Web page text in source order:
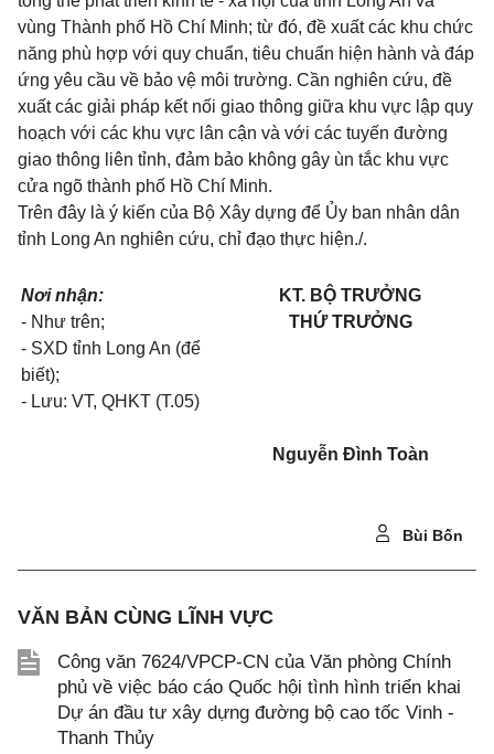
vùng Thành phố Hồ Chí Minh; từ đó, đề xuất các khu chức
năng phù hợp với quy chuẩn, tiêu chuẩn hiện hành và đáp
ứng yêu cầu về bảo vệ môi trường. Cần nghiên cứu, đề
xuất các giải pháp kết nối giao thông giữa khu vực lập quy
hoạch với các khu vực lân cận và với các tuyến đường
giao thông liên tỉnh, đảm bảo không gây ùn tắc khu vực
cửa ngõ thành phố Hồ Chí Minh.
Trên đây là ý kiến của Bộ Xây dựng để Ủy ban nhân dân
tỉnh Long An nghiên cứu, chỉ đạo thực hiện./.
Nơi nhận:
- Như trên;
- SXD tỉnh Long An (để
biết);
- Lưu: VT, QHKT (T.05)
KT. BỘ TRƯỞNG
THỨ TRƯỞNG
Nguyễn Đình Toàn
Bùi Bốn
VĂN BẢN CÙNG LĨNH VỰC
Công văn 7624/VPCP-CN của Văn phòng Chính
phủ về việc báo cáo Quốc hội tình hình triển khai
Dự án đầu tư xây dựng đường bộ cao tốc Vinh -
Thanh Thủy